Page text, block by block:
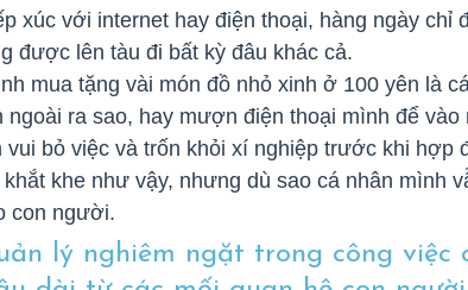
xúc với internet hay điện thoại, hàng ngày chỉ
được lên tàu đi bất kỳ đâu khác cả.
mua tặng vài món đồ nhỏ xinh ở 100 yên là
ngoài ra sao, hay mượn điện thoại mình để vào
bỏ việc và trốn khỏi xí nghiệp trước khi hợp
khe như vậy, nhưng dù sao cá nhân mình
con người.
lý nghiêm ngặt trong công việc